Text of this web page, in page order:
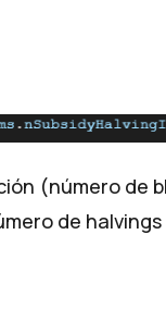
(número de
de halvings